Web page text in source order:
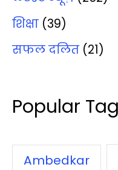
शिक्षा (39)
सफल दलित (21)
Popular
Ambedkar